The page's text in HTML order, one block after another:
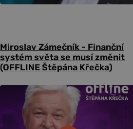
Miroslav Zámečník - Finanční
systém světa se musí změnit
(OFFLINE Štěpána Křečka)